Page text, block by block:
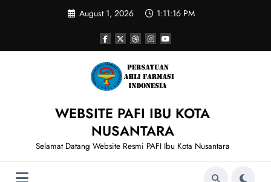
August 1, 2026 1:11:17 PM
WEBSITE PAFI IBU KOTA
NUSANTARA
Selamat Datang Website Resmi PAFI Ibu Kota Nusantara